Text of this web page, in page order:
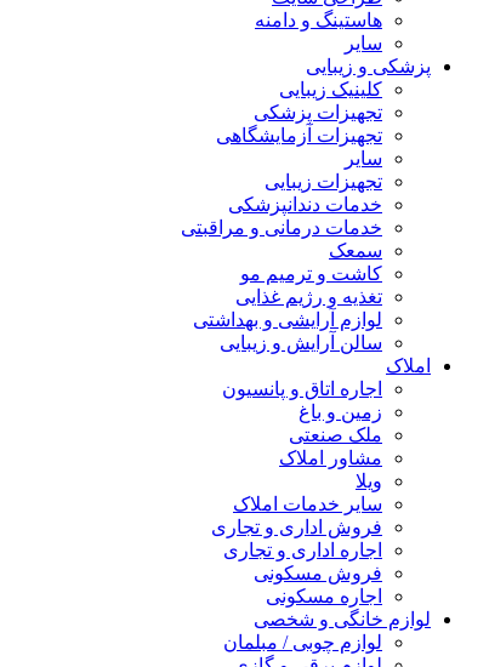
هاستینگ و دامنه
سایر
پزشکی و زیبایی
کلینیک زیبایی
تجهیزات پزشکی
تجهیزات آزمایشگاهی
سایر
تجهیزات زیبایی
خدمات دندانپزشکی
خدمات درمانی و مراقبتی
سمعک
کاشت و ترمیم مو
تغذیه و رژیم غذایی
لوازم آرایشی و بهداشتی
سالن آرایش و زیبایی
املاک
اجاره اتاق و پانسیون
زمین و باغ
ملک صنعتی
مشاور املاک
ویلا
سایر خدمات املاک
فروش اداری و تجاری
اجاره اداری و تجاری
فروش مسکونی
اجاره مسکونی
لوازم خانگی و شخصی
لوازم چوبی / مبلمان